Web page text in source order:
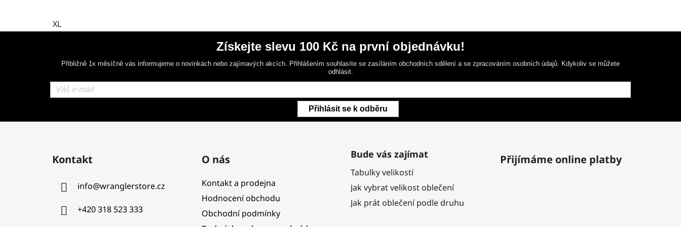
XL
Získejte slevu 100 Kč na první objednávku!
Přibližně 1x měsíčně vás informujeme o novinkách nebo zajímavých akcích. Přihlášením souhlasíte se zasíláním obchodních sdělení a se zpracováním osobních údajů. Kdykoliv se můžete
odhlásit.
Přihlásit se k odběru
Kontakt
info@wranglerstore.cz
+420 318 523 333
O nás
Kontakt a prodejna
Hodnocení obchodu
Obchodní podmínky
Bude vás zajímat
Tabulky velikostí
Jak vybrat velikost oblečení
Jak prát oblečení podle druhu
Přijímáme online platby